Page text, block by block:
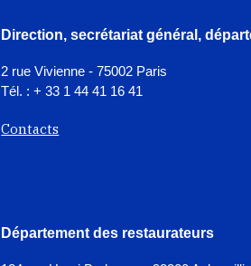
Direction, secrétariat général,
2 rue Vivienne - 75002 Paris
Tél. : + 33 1 44 41 16 41
Contacts
Département des restaurateurs